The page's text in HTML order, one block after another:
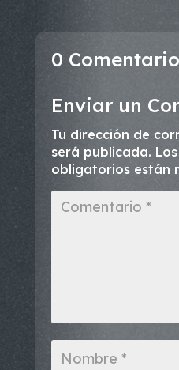
0
Enviar un
Tu dirección de
será publicada.
obligatorios están